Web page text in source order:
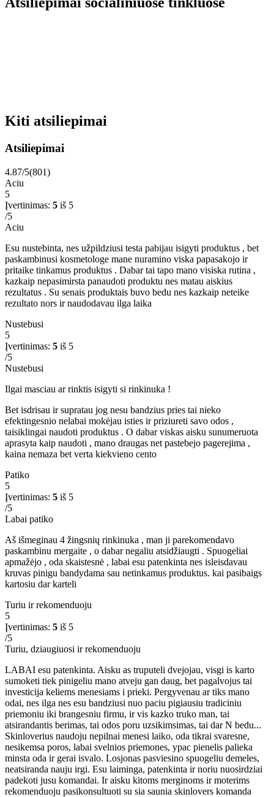
Kiti atsiliepimai
Atsiliepimai
4.87/5(801)
Aciu
5
Įvertinimas: 5 iš 5
/5
Aciu
Esu nustebinta, nes užpildziusi testa pabijau isigyti produktus , bet
paskambinusi kosmetologe mane nuramino viska papasakojo ir
pritaike tinkamus produktus . Dabar tai tapo mano visiska rutina ,
kazkaip nepasimirsta panaudoti produktu nes matau aiskius
rezultatus . Su senais produktais buvo bedu nes kazkaip neteike
rezultato nors ir naudodavau ilga laika
Nustebusi
5
Įvertinimas: 5 iš 5
/5
Nustebusi
Ilgai masciau ar rinktis isigyti si rinkinuka !
Bet isdrisau ir supratau jog nesu bandzius pries tai nieko
efektingesnio nelabai mokėjau isties ir priziureti savo odos ,
taisiklingai naudoti produktus . O dabar viskas aisku sunumeruota
aprasyta kaip naudoti , mano draugas net pastebejo pagerejima ,
kaina nemaza bet verta kiekvieno cento
Patiko
5
Įvertinimas: 5 iš 5
/5
Labai patiko
Aš išmeginau 4 žingsnių rinkinuka , man ji parekomendavo
paskambinu mergaite , o dabar negaliu atsidžiaugti . Spuogeliai
apmažėjo , oda skaistesnė , labai esu patenkinta nes isleisdavau
kruvas pinigu bandydama sau netinkamus produktus. kai pasibaigs
kartosiu dar karteli
Turiu ir rekomenduoju
5
Įvertinimas: 5 iš 5
/5
Turiu, dziaugiuosi ir rekomenduoju
LABAI esu patenkinta. Aisku as truputeli dvejojau, visgi is karto
sumoketi tiek pinigeliu mano atveju gan daug, bet pagalvojus tai
investicija keliems menesiams i prieki. Pergyvenau ar tiks mano
odai, nes ilga nes esu bandziusi nuo paciu pigiausiu tradiciniu
priemoniu iki brangesniu firmu, ir vis kazko truko man, tai
atsirandantis berimas, tai odos poru uzsikimsimas, tai dar N bedu...
Skinloverius naudoju nepilnai menesi laiko, oda tikrai svaresne,
nesikemsa poros, labai svelnios priemones, ypac pienelis palieka
minsta oda ir gerai isvalo. Losjonas pasviesino spuogeliu demeles,
neatsiranda nauju irgi. Esu laiminga, patenkinta ir noriu nuosirdziai
padekoti jusu komandai. Ir aisku kitoms merginoms ir moterims
rekomenduoju pasikonsultuoti su sia saunia skinlovers komanda